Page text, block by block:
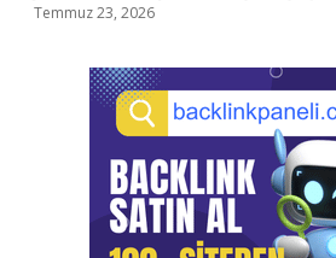
Temmuz 23, 2026